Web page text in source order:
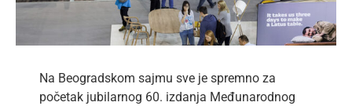
Na Beogradskom sajmu sve je spremno za
početak jubilarnog 60. izdanja Međunarodnog